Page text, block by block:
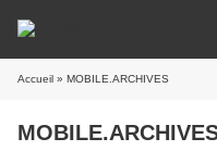
Accueil » MOBILE.ARCHIVES